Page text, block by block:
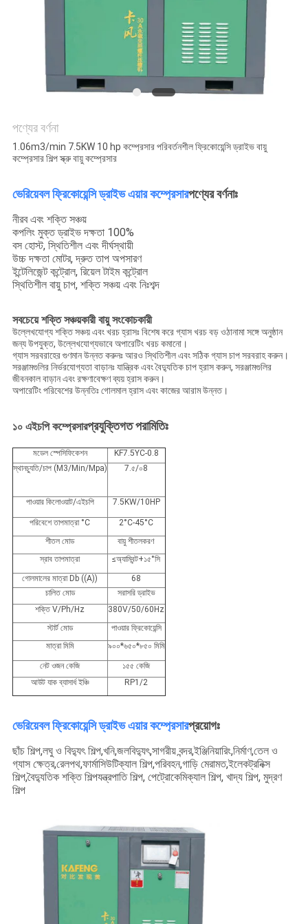
POLICY
পণ্যের বর্ণনা
1.06m3/min 7.5KW 10 hp কম্প্রেসার পরিবর্তনশীল ফ্রিকোয়েন্সি ড্রাইভ বায়ু
কম্প্রেসার শিল্প স্ক্রু বায়ু কম্প্রেসার
ভেরিয়েবল ফ্রিকোয়েন্সি ড্রাইভ এয়ার কম্প্রেসারপণ্যের বর্ণনাঃ
নীরব এবং শক্তি সঞ্চয়
কপলিং মুক্ত ড্রাইভ দক্ষতা 100%
বস হোস্ট, স্থিতিশীল এবং দীর্ঘস্থায়ী
উচ্চ দক্ষতা মোটর, দ্রুত তাপ অপসারণ
ইন্টেলিজেন্ট কন্ট্রোল, রিয়েল টাইম কন্ট্রোল
স্থিতিশীল বায়ু চাপ, শক্তি সঞ্চয় এবং নিঃশব্দ
সবচেয়ে শক্তি সঞ্চয়কারী বায়ু সংকোচকারী
উল্লেখযোগ্য শক্তি সঞ্চয় এবং খরচ হ্রাসঃ বিশেষ করে গ্যাস খরচ বড় ওঠানামা সঙ্গে অনুষ্ঠান
জন্য উপযুক্ত, উল্লেখযোগ্যভাবে অপারেটিং খরচ কমানো।
গ্যাস সরবরাহের গুণমান উন্নত করুনঃ আরও স্থিতিশীল এবং সঠিক গ্যাস চাপ সরবরাহ করুন।
সরঞ্জামগুলির নির্ভরযোগ্যতা বাড়ানঃ যান্ত্রিক এবং বৈদ্যুতিক চাপ হ্রাস করুন, সরঞ্জামগুলির
জীবনকাল বাড়ান এবং রক্ষণাবেক্ষণ ব্যয় হ্রাস করুন।
অপারেটিং পরিবেশের উন্নতিঃ গোলমাল হ্রাস এবং কাজের আরাম উন্নত।
১০ এইচপি কম্প্রেসারপ্রযুক্তিগত পরামিতিঃ
মডেল স্পেসিফিকেশন
KF7.5YC-0.8
স্থানচ্যুতি/চাপ (M3/Min/Mpa)
7.৫/০8
পাওয়ার কিলোওয়াট/এইচপি 7.5KW/10HP
পরিবেশে তাপমাত্রা °C
2°C-45°C
শীতল মোড
বায়ু শীতলকরণ
স্রাব তাপমাত্রা
≤অ্যাম্বিন্ট+১৫°সি
গোলমালের মাত্রা Db ((A))
68
চালিত মোড
সরাসরি ড্রাইভ
শক্তি V/Ph/Hz
380V/50/60Hz
স্টার্ট মোড
পাওয়ার ফ্রিকোয়েন্সি
মাত্রা মিমি
৯০০*৬৫০*৮৫০ মিমি
নেট ওজন কেজি
১৫৫ কেজি
আউট যাক ব্যাসার্ধ ইঞ্চি
RP1/2
ভেরিয়েবল ফ্রিকোয়েন্সি ড্রাইভ এয়ার কম্প্রেসারপ্রয়োগঃ
ছাঁচ শিল্প,লঘু ও বিদ্যুৎ শিল্প,খনি,জলবিদ্যুৎ,সাগরীয় বন্দর,ইঞ্জিনিয়ারিং,নির্মাণ,তেল ও
গ্যাস ক্ষেত্র,রেলপথ,ফার্মাসিউটিক্যাল শিল্প,পরিবহন,গাড়ি মেরামত,ইলেকট্রনিক্স
শিল্প,বৈদ্যুতিক শক্তি শিল্পযন্ত্রপাতি শিল্প, পেট্রোকেমিক্যাল শিল্প, খাদ্য শিল্প, মুদ্রণ
শিল্প